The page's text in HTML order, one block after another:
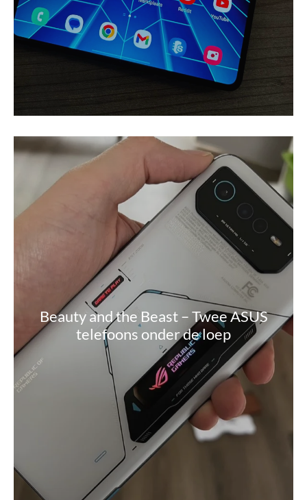
Beauty and the Beast – Twee ASUS
telefoons onder de loep